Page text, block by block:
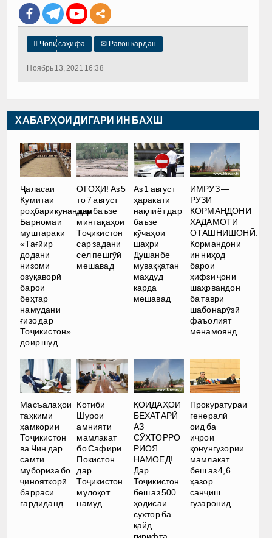
 Чопи саҳифа ✉ Равон кардан
Ноябрь 13, 2021 16:38
ХАБАРҲОИ ДИГАРИ ИН БАХШ
Ҷаласаи
Кумитаи
роҳбарикунандаи
Барномаи
муштараки
«Тағйир
додани
низоми
озуқаворӣ
барои
беҳтар
намудани
ғизо дар
Тоҷикистон»
доир шуд
ОГОҲӢ! Аз 5
то 7 август
дар баъзе
минтақаҳои
Тоҷикистон
сар задани
сел пешгӯӣ
мешавад
Аз 1 август
ҳаракати
нақлиёт дар
баъзе
кӯчаҳои
шаҳри
Душанбе
муваққатан
маҳдуд
карда
мешавад
ИМРӮЗ —
РӮЗИ
КОРМАНДОНИ
ХАДАМОТИ
ОТАШНИШОНӢ.
Кормандони
ин ниҳод
барои
ҳифзи ҷони
шаҳрвандон
ба таври
шабонарӯзӣ
фаъолият
менамоянд
Масъалаҳои
таҳкими
ҳамкории
Тоҷикистон
ва Чин дар
самти
мубориза бо
ҷинояткорӣ
баррасӣ
гардиданд
Котиби
Шурои
амнияти
мамлакат
бо Сафири
Покистон
дар
Тоҷикистон
мулоқот
намуд
ҚОИДАҲОИ
БЕХАТАРӢ
АЗ
СӮХТОРРО
РИОЯ
НАМОЕД!
Дар
Тоҷикистон
беш аз 500
ҳодисаи
сӯхтор ба
қайд
Прокуратураи
генералӣ
оид ба
иҷрои
қонунгузории
мамлакат
беш аз 4,6
ҳазор
санҷиш
гузаронид